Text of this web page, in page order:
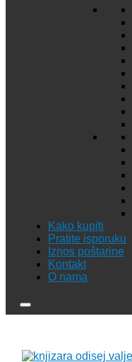
Kako kupiti
Pratite isporuku
Iznos poštarine
Kontakt
O nama